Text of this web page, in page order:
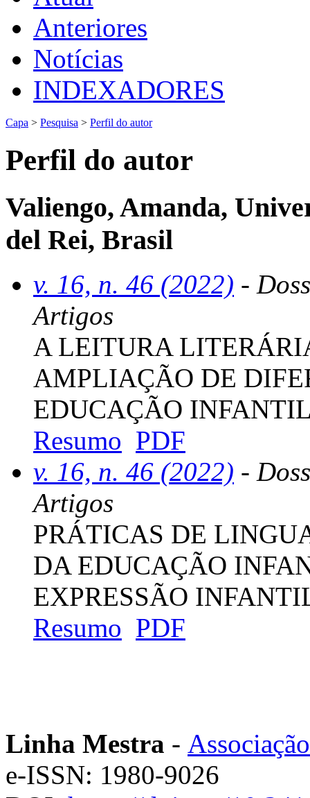
Anteriores
Notícias
INDEXADORES
Capa > Pesquisa > Perfil do autor
Perfil do autor
Valiengo, Amanda,
del Rei, Brasil
v. 16, n. 46 (2022) -
Artigos
A LEITURA
AMPLIAÇÃO DE
EDUCAÇÃO
Resumo PDF
v. 16, n. 46 (2022) -
Artigos
PRÁTICAS DE
DA EDUCAÇÃO
EXPRESSÃO
Resumo PDF
Linha Mestra -
e-ISSN: 1980-9026